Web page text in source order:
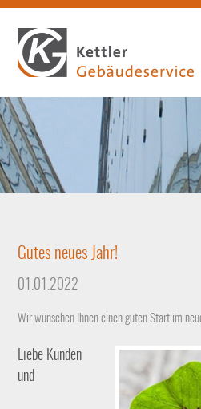
Gutes neues Jahr!
01.01.2022
Wir wünschen Ihnen einen guten Start im
Liebe Kunden
und